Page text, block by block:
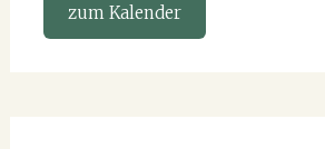
zum Kalender